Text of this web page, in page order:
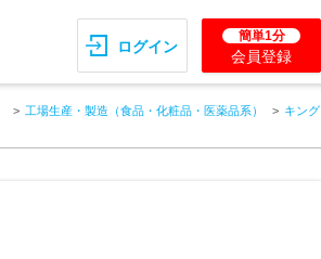
ログイン
簡単1分
会員登録
工場生産・製造（食品・化粧品・医薬品系）
キング